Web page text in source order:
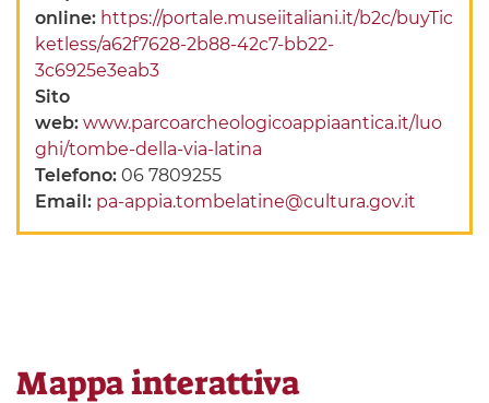
online: https://portale.museiitaliani.it/b2c/buyTic
ketless/a62f7628-2b88-42c7-bb22-
3c6925e3eab3
Sito
web:www.parcoarcheologicoappiaantica.it/luo
ghi/tombe-della-via-latina
Telefono:06 7809255
Email: pa-appia.tombelatine@cultura.gov.it
Mappa interattiva